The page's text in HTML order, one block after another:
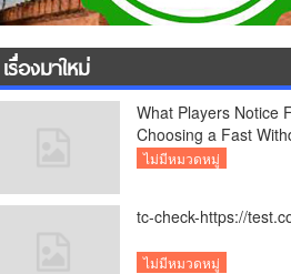
เรื่องมาใหม่
What Players Notice
Choosing a Fast
Casino UK
ไม่มีหมวดหมู่
tc-check-https://
ไม่มีหมวดหมู่